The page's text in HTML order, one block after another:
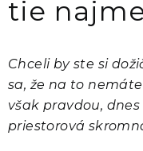
tie
Chceli by ste si
sa, že na to
však pravdou,
priestorová